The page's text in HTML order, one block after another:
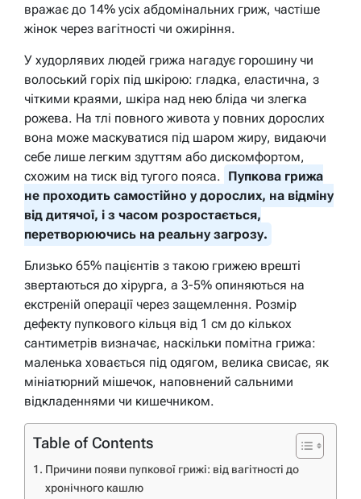
вражає до 14% усіх абдомінальних гриж, частіше
жінок через вагітності чи ожиріння.
У худорлявих людей грижа нагадує горошину чи
волоський горіх під шкірою: гладка, еластична, з
чіткими краями, шкіра над нею бліда чи злегка
рожева. На тлі повного живота у повних дорослих
вона може маскуватися під шаром жиру, видаючи
себе лише легким здуттям або дискомфортом,
схожим на тиск від тугого пояса. Пупкова грижа
не проходить самостійно у дорослих, на відміну
від дитячої, і з часом розростається,
перетворюючись на реальну загрозу.
Близько 65% пацієнтів з такою грижею врешті
звертаються до хірурга, а 3-5% опиняються на
екстреній операції через защемлення. Розмір
дефекту пупкового кільця від 1 см до кількох
сантиметрів визначає, наскільки помітна грижа:
маленька ховається під одягом, велика свисає, як
мініатюрний мішечок, наповнений сальними
відкладеннями чи кишечником.
Table of Contents
Причини появи пупкової грижі: від вагітності до
хронічного кашлю